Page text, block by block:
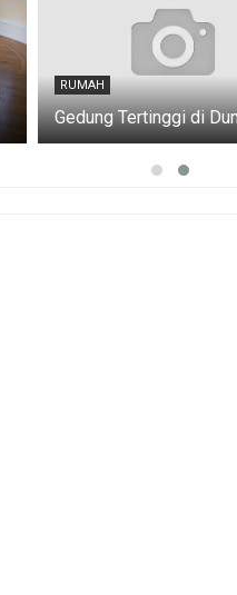
RUMAH